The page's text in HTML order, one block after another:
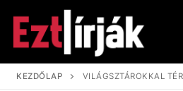
tartalomra
KEZDŐLAP VILÁGSZTÁROKKAL